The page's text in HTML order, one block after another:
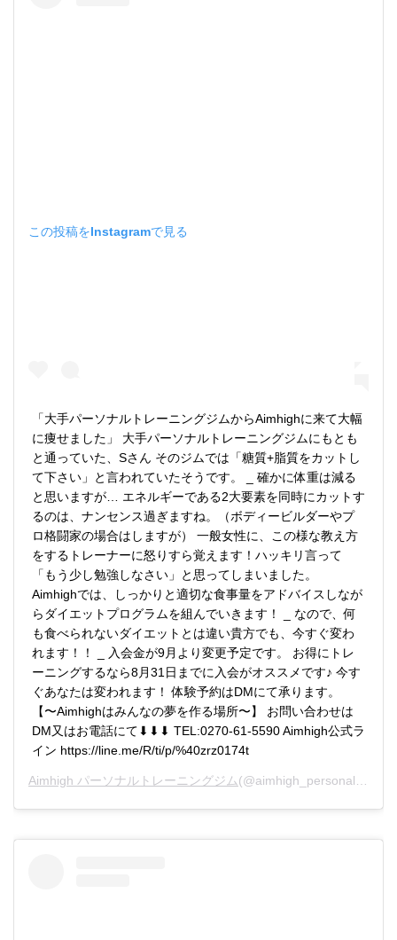
この投稿をInstagramで見る
「大手パーソナルトレーニングジムからAimhighに来て大幅
に痩せました」 大手パーソナルトレーニングジムにもとも
と通っていた、Sさん そのジムでは「糖質+脂質をカットし
て下さい」と言われていたそうです。 _ 確かに体重は減る
と思いますが… エネルギーである2大要素を同時にカットす
るのは、ナンセンス過ぎますね。（ボディービルダーやプ
ロ格闘家の場合はしますが） 一般女性に、この様な教え方
をするトレーナーに怒りすら覚えます！ハッキリ言って
「もう少し勉強しなさい」と思ってしまいました。
Aimhighでは、しっかりと適切な食事量をアドバイスしなが
らダイエットプログラムを組んでいきます！ _ なので、何
も食べられないダイエットとは違い貴方でも、今すぐ変わ
れます！！ _ 入会金が9月より変更予定です。 お得にトレ
ーニングするなら8月31日までに入会がオススメです♪ 今す
ぐあなたは変われます！ 体験予約はDMにて承ります。
【〜Aimhighはみんなの夢を作る場所〜】 お問い合わせは
DM又はお電話にて⬇︎⬇︎⬇︎ TEL:0270-61-5590 Aimhigh公式ラ
イン https://line.me/R/ti/p/%40zrz0174t
Aimhigh パーソナルトレーニングジム(@aimhigh_personal)がシェアした投稿 –